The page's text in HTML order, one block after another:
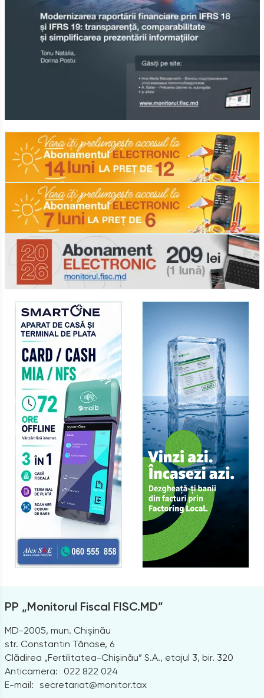
PP „Monitorul Fiscal FISC.MD”
MD-2005, mun. Chișinău
str. Constantin Tănase, 6
Clădirea „Fertilitatea-Chișinău” S.A., etajul 3, bir. 320
Anticamera:
022 822 024
E-mail: secretariat@monitor.tax